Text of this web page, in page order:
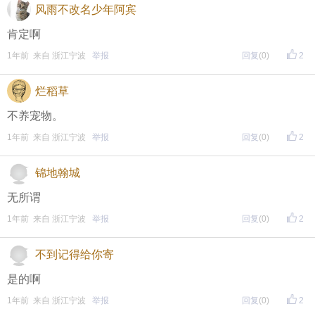
风雨不改名少年阿宾
肯定啊
2
1年前 来自 浙江宁波 举报 回复 (0)
烂稻草
不养宠物。
2
1年前 来自 浙江宁波 举报 回复 (0)
锦地翰城
无所谓
2
1年前 来自 浙江宁波 举报 回复 (0)
不到记得给你寄
是的啊
2
1年前 来自 浙江宁波 举报 回复 (0)